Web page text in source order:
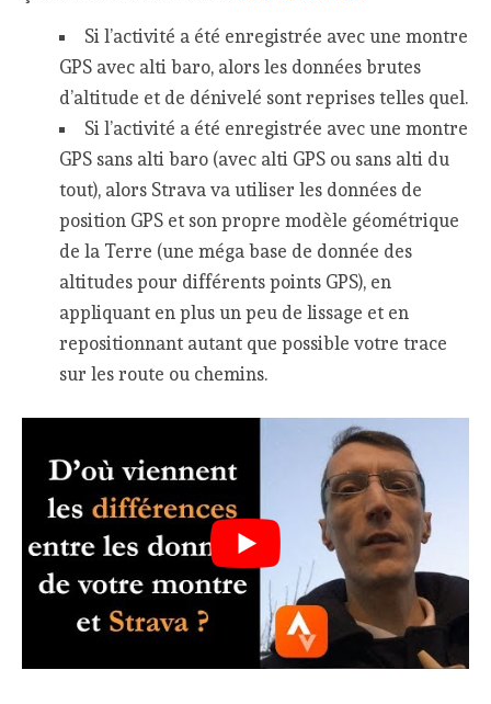
Si l’activité a été enregistrée avec une montre
GPS avec alti baro, alors les données brutes
d’altitude et de dénivelé sont reprises telles quel.
Si l’activité a été enregistrée avec une montre
GPS sans alti baro (avec alti GPS ou sans alti du
tout), alors Strava va utiliser les données de
position GPS et son propre modèle géométrique
de la Terre (une méga base de donnée des
altitudes pour différents points GPS), en
appliquant en plus un peu de lissage et en
repositionnant autant que possible votre trace
sur les route ou chemins.